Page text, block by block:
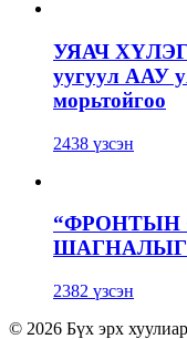
УЯАЧ ХҮЛЭГ
уугуул ААУ
морьтойгоо
2438 үзсэн
“ФРОНТЫН
ШАГНАЛЫГ
2382 үзсэн
© 2026 Бүх эрх